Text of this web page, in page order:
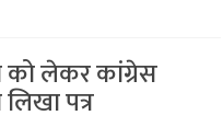
को लेकर कांग्रेस
पत्र